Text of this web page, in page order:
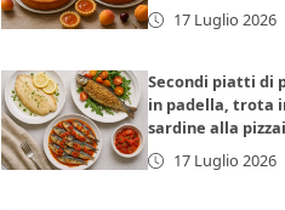
17 Luglio 2026
Secondi piatti di
in padella, trota
sardine alla
17 Luglio 2026